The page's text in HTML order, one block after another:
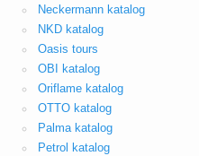
Neckermann katalog
NKD katalog
Oasis tours
OBI katalog
Oriflame katalog
OTTO katalog
Palma katalog
Petrol katalog